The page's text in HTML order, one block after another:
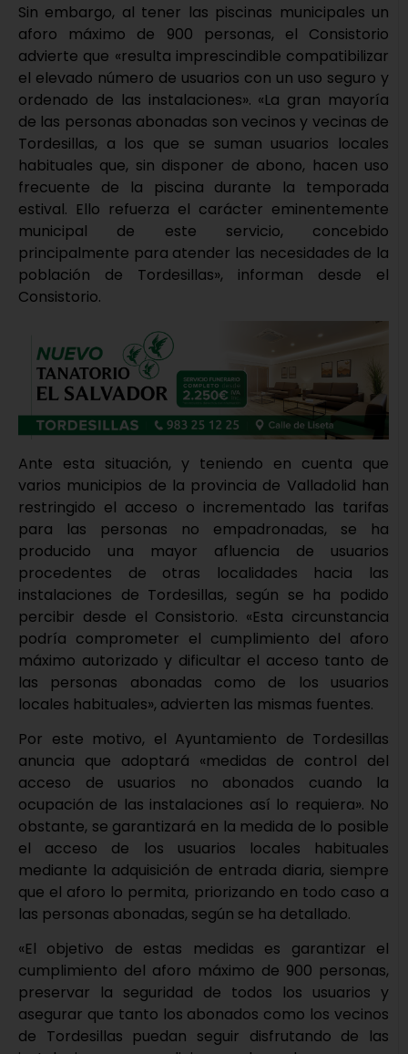
Sin embargo, al tener las piscinas municipales un
aforo máximo de 900 personas, el Consistorio
advierte que «resulta imprescindible compatibilizar
el elevado número de usuarios con un uso seguro y
ordenado de las instalaciones». «La gran mayoría
de las personas abonadas son vecinos y vecinas de
Tordesillas, a los que se suman usuarios locales
habituales que, sin disponer de abono, hacen uso
frecuente de la piscina durante la temporada
estival. Ello refuerza el carácter eminentemente
municipal de este servicio, concebido
principalmente para atender las necesidades de la
población de Tordesillas», informan desde el
Consistorio.
Ante esta situación, y teniendo en cuenta que
varios municipios de la provincia de Valladolid han
restringido el acceso o incrementado las tarifas
para las personas no empadronadas, se ha
producido una mayor afluencia de usuarios
procedentes de otras localidades hacia las
instalaciones de Tordesillas, según se ha podido
percibir desde el Consistorio. «Esta circunstancia
podría comprometer el cumplimiento del aforo
máximo autorizado y dificultar el acceso tanto de
las personas abonadas como de los usuarios
locales habituales», advierten las mismas fuentes.
Por este motivo, el Ayuntamiento de Tordesillas
anuncia que adoptará «medidas de control del
acceso de usuarios no abonados cuando la
ocupación de las instalaciones así lo requiera». No
obstante, se garantizará en la medida de lo posible
el acceso de los usuarios locales habituales
mediante la adquisición de entrada diaria, siempre
que el aforo lo permita, priorizando en todo caso a
las personas abonadas, según se ha detallado.
«El objetivo de estas medidas es garantizar el
cumplimiento del aforo máximo de 900 personas,
preservar la seguridad de todos los usuarios y
asegurar que tanto los abonados como los vecinos
de Tordesillas puedan seguir disfrutando de las